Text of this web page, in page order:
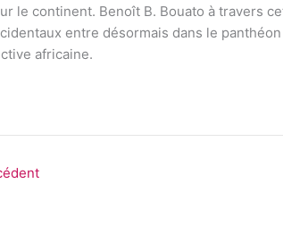
le continent. Benoît B. Bouato à travers
entre désormais dans le
africaine.